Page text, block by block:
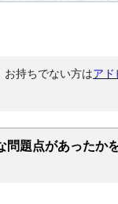
お持ちでない方はアド
問題点があったか